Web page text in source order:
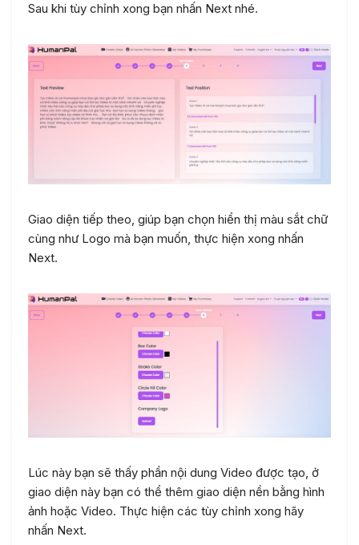
Sau khi tùy chỉnh xong bạn nhấn Next nhé.
Giao diện tiếp theo, giúp bạn chọn hiển thị màu sắt chữ
cùng như Logo mà bạn muốn, thực hiện xong nhấn
Next.
Lúc này bạn sẽ thấy phần nội dung Video được tạo, ở
giao diện này bạn có thể thêm giao diện nền bằng hình
ảnh hoặc Video. Thực hiện các tùy chỉnh xong hãy
nhấn Next.